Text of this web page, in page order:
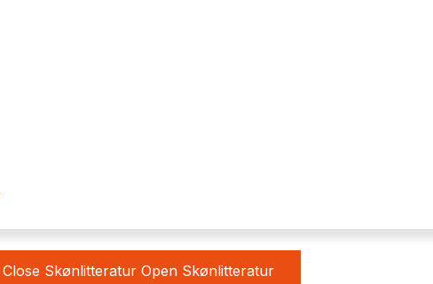
Close Skønlitteratur Open Skønlitteratur